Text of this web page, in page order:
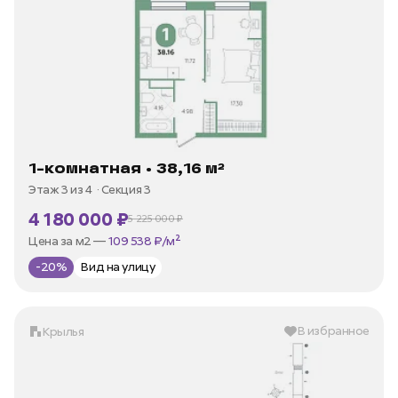
1-комнатная • 38,16 м²
Этаж 3 из 4 Секция 3
4 180 000 ₽5 225 000 ₽
В ипотеку —от 20 049 ₽/мес
Цена за м2 —109 538 ₽/м²
-20%
Вид на улицу
Крылья В избранное